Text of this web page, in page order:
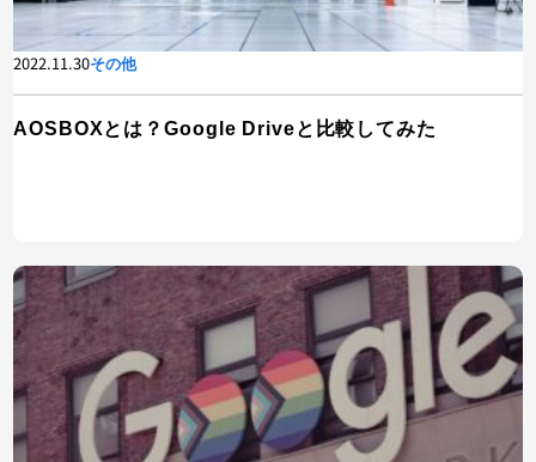
2022.11.30その他
AOSBOXとは？Google Driveと比較してみた